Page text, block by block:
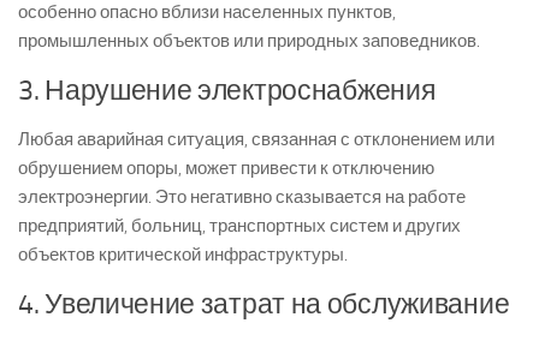
особенно опасно вблизи населенных пунктов,
промышленных объектов или природных заповедников.
3. Нарушение электроснабжения
Любая аварийная ситуация, связанная с отклонением или
обрушением опоры, может привести к отключению
электроэнергии. Это негативно сказывается на работе
предприятий, больниц, транспортных систем и других
объектов критической инфраструктуры.
4. Увеличение затрат на обслуживание